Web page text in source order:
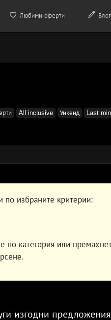
Любими оферти Блог
All inclusive Уикенд Last
избраните критерии:
по категория или
изгодни предложения